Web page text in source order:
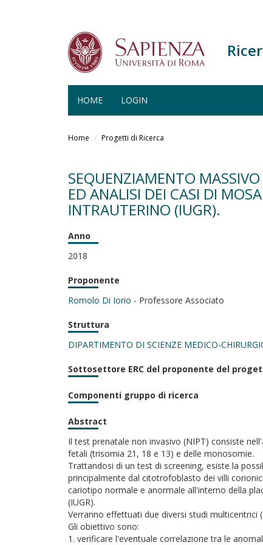
HOME LOGIN
Home Progetti di Ricerca
SEQUENZIAMENTO
ED ANALISI DEI CASI DI
INTRAUTERINO (IUGR).
Anno
2018
Proponente
Romolo Di Iorio - Professore Associato
Struttura
DIPARTIMENTO DI SCIENZE MEDICO-
Sottosettore ERC del proponente del
Componenti gruppo di ricerca
Abstract
Il test prenatale non invasivo (NIPT) consiste
fetali (trisomia 21, 18 e 13) e delle monosomie.
Trattandosi di un test di screening, esiste la
principalmente dal citotrofoblasto dei villi
cariotipo normale e anormale all'interno della
(IUGR).
Verranno effettuati due diversi studi multicentrici
Gli obiettivo sono:
1. verificare l'eventuale correlazione tra le